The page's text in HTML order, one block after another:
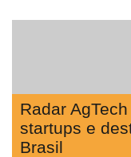
Radar
startups e
Brasil